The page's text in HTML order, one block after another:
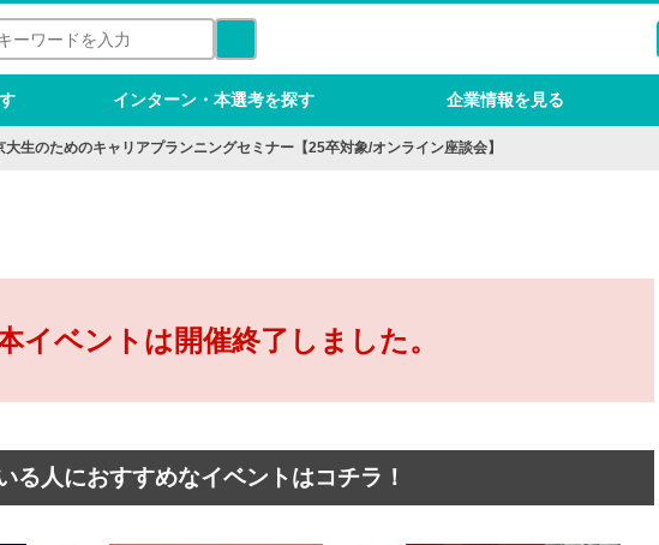
インターン・本選考を探す 企業情報を見る
大生のためのキャリアプランニングセミナー【25卒対象/オンライン座談会】
イベントは開催終了しました。
る人におすすめなイベントはコチラ！